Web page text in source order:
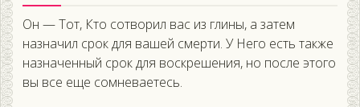
Он — Тот, Кто сотворил вас из глины, а затем
назначил срок для вашей смерти. У Него есть также
назначенный срок для воскрешения, но после этого
вы все еще сомневаетесь.